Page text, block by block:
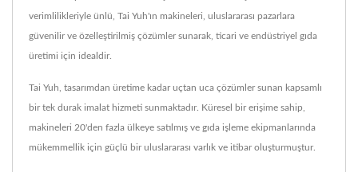
verimlilikleriyle ünlü, Tai Yuh'ın makineleri, uluslararası pazarlara
güvenilir ve özelleştirilmiş çözümler sunarak, ticari ve endüstriyel gıda
üretimi için idealdir.
Tai Yuh, tasarımdan üretime kadar uçtan uca çözümler sunan kapsamlı
bir tek durak imalat hizmeti sunmaktadır. Küresel bir erişime sahip,
makineleri 20'den fazla ülkeye satılmış ve gıda işleme ekipmanlarında
mükemmellik için güçlü bir uluslararası varlık ve itibar oluşturmuştur.